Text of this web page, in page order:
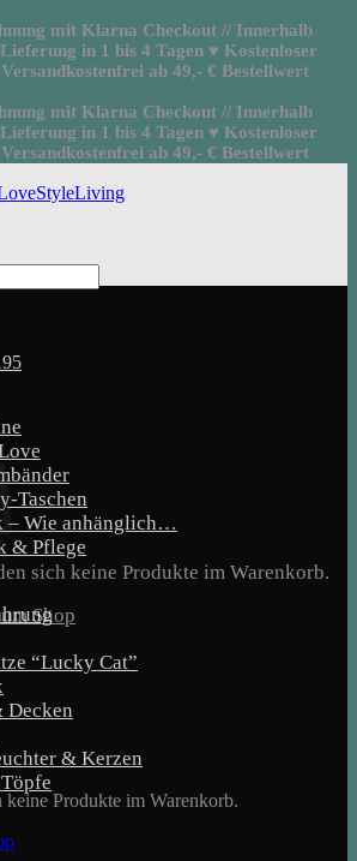
mit Klarna Checkout // Innerhalb
in 1 bis 4 Tagen ♥ Kostenloser
ab 49,- € Bestellwert
mit Klarna Checkout // Innerhalb
in 1 bis 4 Tagen ♥ Kostenloser
ab 49,- € Bestellwert
sich keine Produkte im Warenkorb.
Shop
keine Produkte im Warenkorb.
Taschen
– Wie anhänglich…
& Pflege
“Lucky Cat”
Decken
& Kerzen